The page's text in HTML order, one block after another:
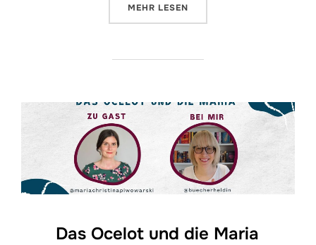
MEHR ÜBER „DER BILDERBUCHLADEN
LESEN
Das Ocelot und die Maria